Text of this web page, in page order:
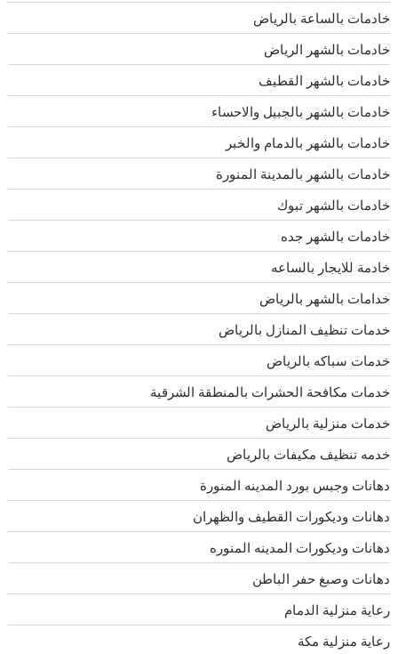
خادمات بالساعة بالرياض
خادمات بالشهر الرياض
خادمات بالشهر القطيف
خادمات بالشهر بالجبيل والاحساء
خادمات بالشهر بالدمام والخبر
خادمات بالشهر بالمدينة المنورة
خادمات بالشهر تبوك
خادمات بالشهر جده
خادمة للايجار بالساعه
خدامات بالشهر بالرياض
خدمات تنظيف المنازل بالرياض
خدمات سباكه بالرياض
خدمات مكافحة الحشرات بالمنطقة الشرقية
خدمات منزلية بالرياض
خدمه تنظيف مكيفات بالرياض
دهانات وجبس بورد المدينه المنورة
دهانات وديكورات القطيف والظهران
دهانات وديكورات المدينه المنوره
دهانات وصبغ حفر الباطن
رعاية منزلية الدمام
رعاية منزلية مكة